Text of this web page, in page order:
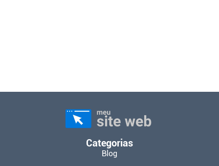
Categorias
Blog